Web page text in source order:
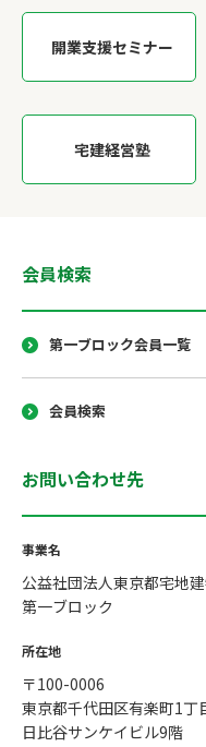
開業支援セミナー
宅建経営塾
会員検索
第一ブロック会員一覧
会員検索
お問い合わせ先
事業名
公益社団法人東京都宅地
第一ブロック
所在地
〒100-0006
東京都千代田区有楽町1丁
日比谷サンケイビル9階